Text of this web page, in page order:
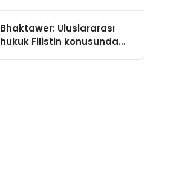
Sindirildiğini Ortaya Koydu
Bhaktawer: Uluslararası
hukuk Filistin konusunda